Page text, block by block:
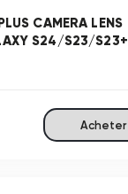
CAMERA LENS
S24/S23/S23+
Acheter